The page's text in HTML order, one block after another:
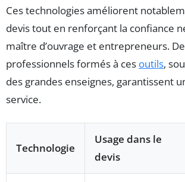
Ces technologies améliorent
devis tout en renforçant la confiance
maître d’ouvrage et entrepreneurs.
professionnels formés à ces outils,
des grandes enseignes, garantissent
service.
Technologie
Usage dans le
devis